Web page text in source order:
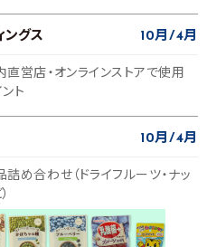
ングス 10月 4月
営店・オンラインストアで使用
ト
10月 4月
め合わせ（ドライフルーツ・ナッ